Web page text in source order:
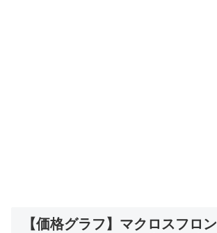
【価格グラフ】マクロスフロ